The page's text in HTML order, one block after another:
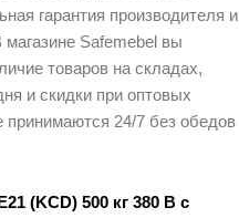
гарантия производителя и
Safemebel вы
товаров на складах,
и скидки при оптовых
принимаются 24/7 без обедов
(KCD) 500 кг 380 В с